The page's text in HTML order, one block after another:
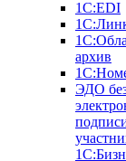
1С:EDI
архив
ЭДО